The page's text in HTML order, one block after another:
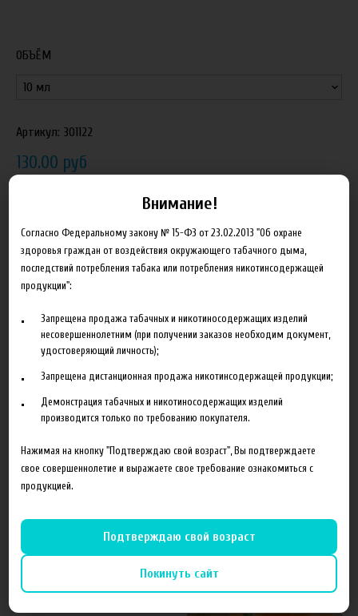
ОБЪЁМ
Артикул: 301122
130.00 руб
В корзину
Добавить в сравнение
Характеристики Отзывы
Объем
10 мл
Гарантия
Похожие товары
Внимание!
Согласно Федеральному закону № 15-ФЗ от 23.02.2013 "Об охране
здоровья граждан от воздействия окружающего табачного дыма,
последствий потребления табака или потребления никотинсодержащей
продукции":
Запрещена продажа табачных и никотиносодержащих изделий
несовершеннолетним (при получении заказов необходим документ,
удостоверяющий личность);
Запрещена дистанционная продажа никотинсодержащей продукции;
Демонстрация табачных и никотиносодержащих изделий
производится только по требованию покупателя.
Нажимая на кнопку "Подтверждаю свой возраст", Вы подтверждаете
свое совершеннолетие и выражаете свое требование ознакомиться с
продукцией.
Подтверждаю свой возраст
Покинуть сайт